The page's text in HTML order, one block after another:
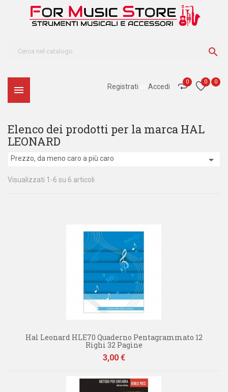


0
0
0
Registrati Accedi
Elenco dei prodotti per la marca HAL
LEONARD
Prezzo, da meno caro a più caro 
Visualizzati 1-6 su 6 articoli
Hal Leonard HLE70 Quaderno Pentagrammato 12
Righi 32 Pagine
Prezzo
3,00 €